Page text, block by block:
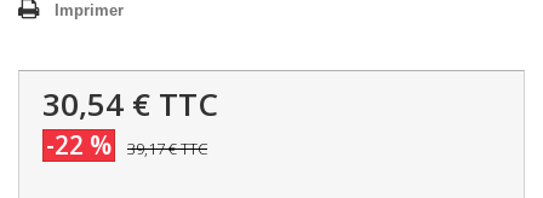
Imprimer
30,54 € TTC
-22 % 39,17 €TTC